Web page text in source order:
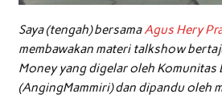
Saya (tengah) bersamaAgus Hery
membawakan materi talkshow
Money yang digelar oleh Komunitas
(AngingMammiri) dan dipandu oleh